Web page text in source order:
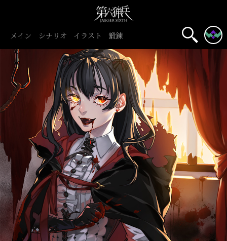
メイン シナリオ イラスト 鍛錬